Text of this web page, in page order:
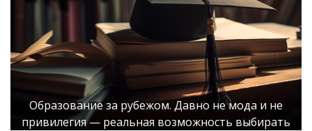
Образование за рубежом. Давно не мода и не
привилегия — реальная возможность выбирать